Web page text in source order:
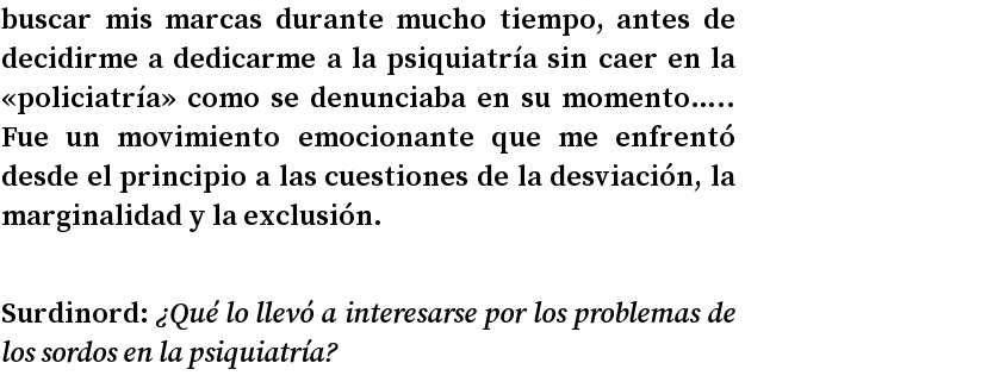
buscar mis marcas durante mucho tiempo, antes de
decidirme a dedicarme a la psiquiatría sin caer en la
«policiatría» como se denunciaba en su momento…..
Fue un movimiento emocionante que me enfrentó
desde el principio a las cuestiones de la desviación, la
marginalidad y la exclusión.
Surdinord:¿Qué lo llevó a interesarse por los problemas de
los sordos en la psiquiatría?